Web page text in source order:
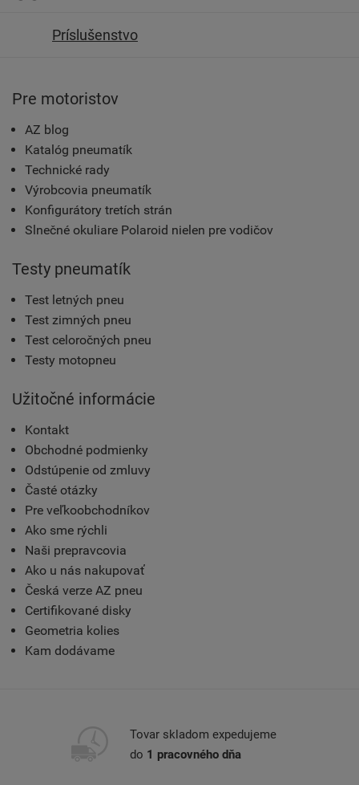
Príslušenstvo
Pre motoristov
AZ blog
Katalóg pneumatík
Technické rady
Výrobcovia pneumatík
Konfigurátory tretích strán
Slnečné okuliare Polaroid nielen pre vodičov
Testy pneumatík
Test letných pneu
Test zimných pneu
Test celoročných pneu
Testy motopneu
Užitočné informácie
Kontakt
Obchodné podmienky
Odstúpenie od zmluvy
Časté otázky
Pre veľkoobchodníkov
Ako sme rýchli
Naši prepravcovia
Ako u nás nakupovať
Česká verze AZ pneu
Certifikované disky
Geometria kolies
Kam dodávame
Tovar skladom expedujeme
do 1 pracovného dňa